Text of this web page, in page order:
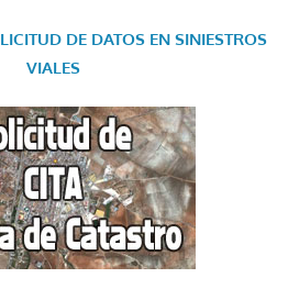
DE DATOS EN SINIESTROS
VIALES